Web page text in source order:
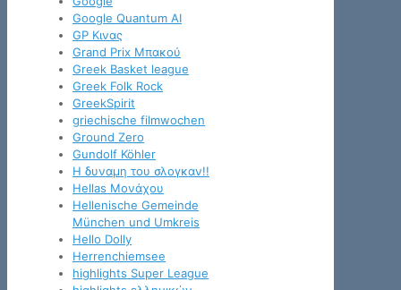
Google Quantum AI
GP Κινας
Grand Prix Μπακού
Greek Basket league
Greek Folk Rock
GreekSpirit
griechische filmwochen
Ground Zero
Gundolf Köhler
H δυναμη του σλογκαν!!
Hellas Μονάχου
Hellenische Gemeinde
München und Umkreis
Hello Dolly
Herrenchiemsee
highlights Super League